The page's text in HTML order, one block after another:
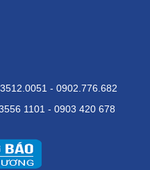
- 0902.776.682
1101 - 0903 420 678